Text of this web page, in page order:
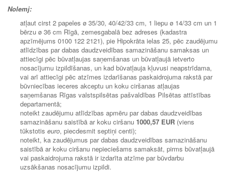
Nolemj:
atļaut cirst 2 papeles ø 35/30, 40/42/33 cm, 1 liepu ø 14/33 cm un 1
bērzu ø 36 cm Rīgā, zemesgabalā bez adreses (kadastra
apzīmējums 0100 122 2121), pie Hipokrāta ielas 25, pēc zaudējumu
atlīdzības par dabas daudzveidības samazināšanu samaksas un
attiecīgi pēc būvatļaujas saņemšanas un būvatļaujā ietverto
nosacījumu izpildīšanas, un kad būvatļauja kļuvusi neapstrīdama,
vai arī attiecīgi pēc atzīmes izdarīšanas paskaidrojuma rakstā par
būvniecības ieceres akceptu un koku ciršanas atļaujas
saņemšanas Rīgas valstspilsētas pašvaldības Pilsētas attīstības
departamentā;
noteikt zaudējumu atlīdzības apmēru par dabas daudzveidības
samazināšanu saistībā ar koku ciršanu 1000,57 EUR (viens
tūkstotis euro, piecdesmit septiņi centi);
noteikt, ka zaudējumus par dabas daudzveidības samazināšanu
saistībā ar koku ciršanu nepieciešams samaksāt, pirms būvatļaujā
vai paskaidrojuma rakstā ir izdarīta atzīme par būvdarbu
uzsākšanas nosacījumu izpildi.